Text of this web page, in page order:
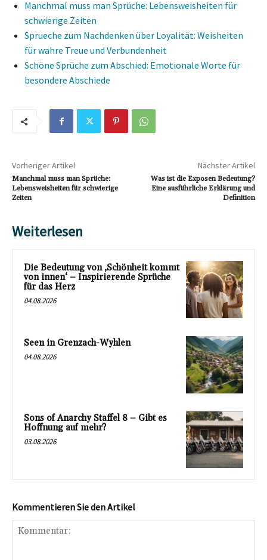
Manchmal muss man Sprüche: Lebensweisheiten für
schwierige Zeiten
Sprueche zum Nachdenken über Loyalität: Weisheiten
für wahre Treue und Verbundenheit
Schöne Sprüche zum Abschied: Emotionale Worte für
besondere Abschiede
Vorheriger Artikel
Manchmal muss man Sprüche:
Lebensweisheiten für schwierige
Zeiten
Nächster Artikel
Was ist die Exposen Bedeutung?
Eine ausführliche Erklärung und
Definition
Weiterlesen
Die Bedeutung von ‚Schönheit kommt
von innen‘ – Inspirierende Sprüche
für das Herz
04.08.2026
Seen in Grenzach-Wyhlen
04.08.2026
Sons of Anarchy Staffel 8 – Gibt es
Hoffnung auf mehr?
03.08.2026
Kommentieren Sie den Artikel